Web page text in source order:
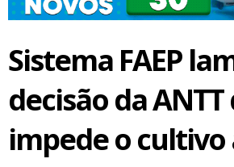
Sistema FAEP
decisão da
impede o